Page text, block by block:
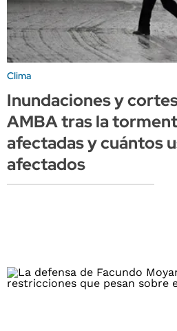
Clima
Inundaciones y
AMBA tras la
afectadas y cuántos
afectados